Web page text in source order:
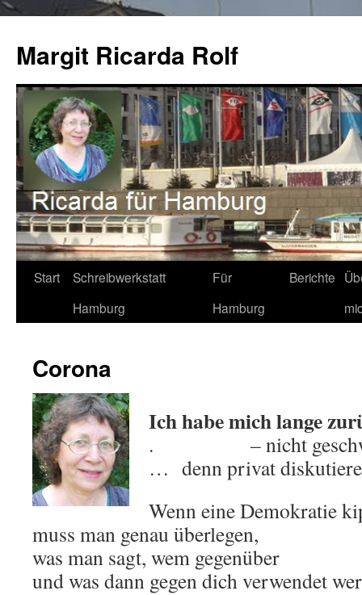
springen
Margit Ricarda Rolf
Start
Schreibwerkstatt
Hamburg
Für
Hamburg
Berichte
Corona
Ich habe mich lange
. – nicht
… denn privat
Wenn eine Demokratie
muss man genau überlegen,
was man sagt, wem gegenüber
und was dann gegen dich verwendet